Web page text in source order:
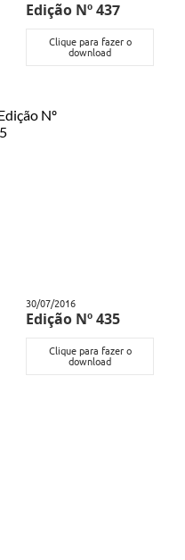
Edição Nº 437
Clique para fazer o
download
30/07/2016
Edição Nº 435
Clique para fazer o
download